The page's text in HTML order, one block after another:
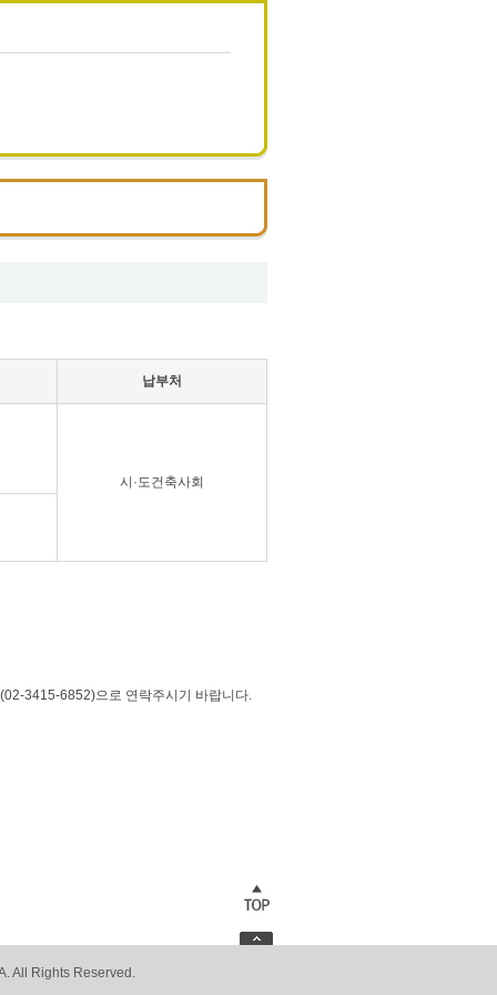
납부처
시·도건축사회
3415-6852)으로 연락주시기 바랍니다.
All Rights Reserved.